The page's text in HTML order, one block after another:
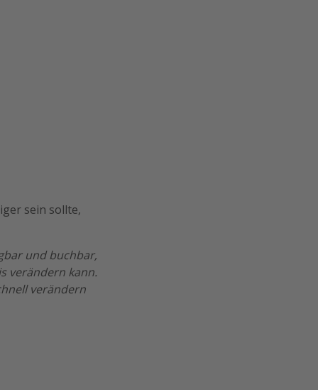
sein sollte,
und buchbar,
verändern kann.
verändern